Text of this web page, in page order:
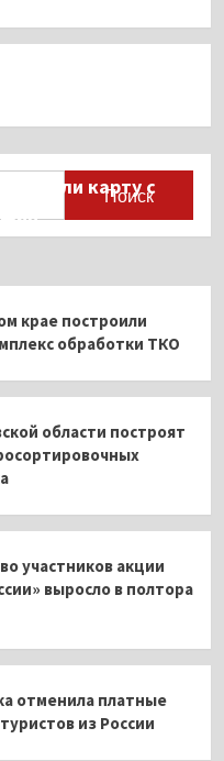
карту с
крае построили
обработки ТКО
области построят
участников акции
выросло в полтора
отменила платные
из России